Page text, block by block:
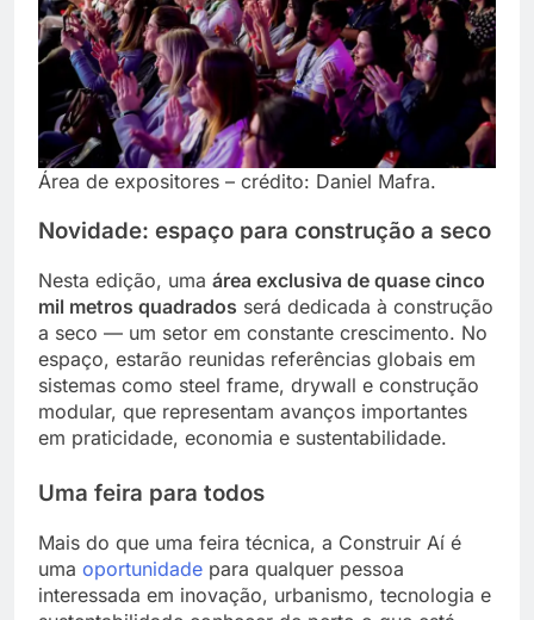
Área de expositores – crédito: Daniel Mafra.
Novidade: espaço para construção a seco
Nesta edição, uma área exclusiva de quase cinco
mil metros quadrados será dedicada à construção
a seco — um setor em constante crescimento. No
espaço, estarão reunidas referências globais em
sistemas como steel frame, drywall e construção
modular, que representam avanços importantes
em praticidade, economia e sustentabilidade.
Uma feira para todos
Mais do que uma feira técnica, a Construir Aí é
uma oportunidade para qualquer pessoa
interessada em inovação, urbanismo, tecnologia e